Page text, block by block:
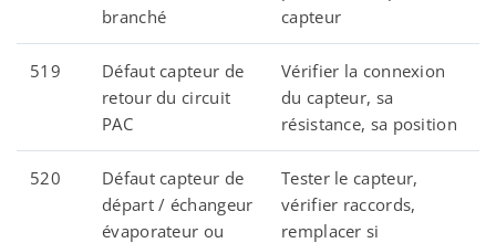
branché
capteur
519
Défaut capteur de
retour du circuit
PAC
Vérifier la connexion
du capteur, sa
résistance, sa position
520
Défaut capteur de
départ / échangeur
évaporateur ou
Tester le capteur,
vérifier raccords,
remplacer si